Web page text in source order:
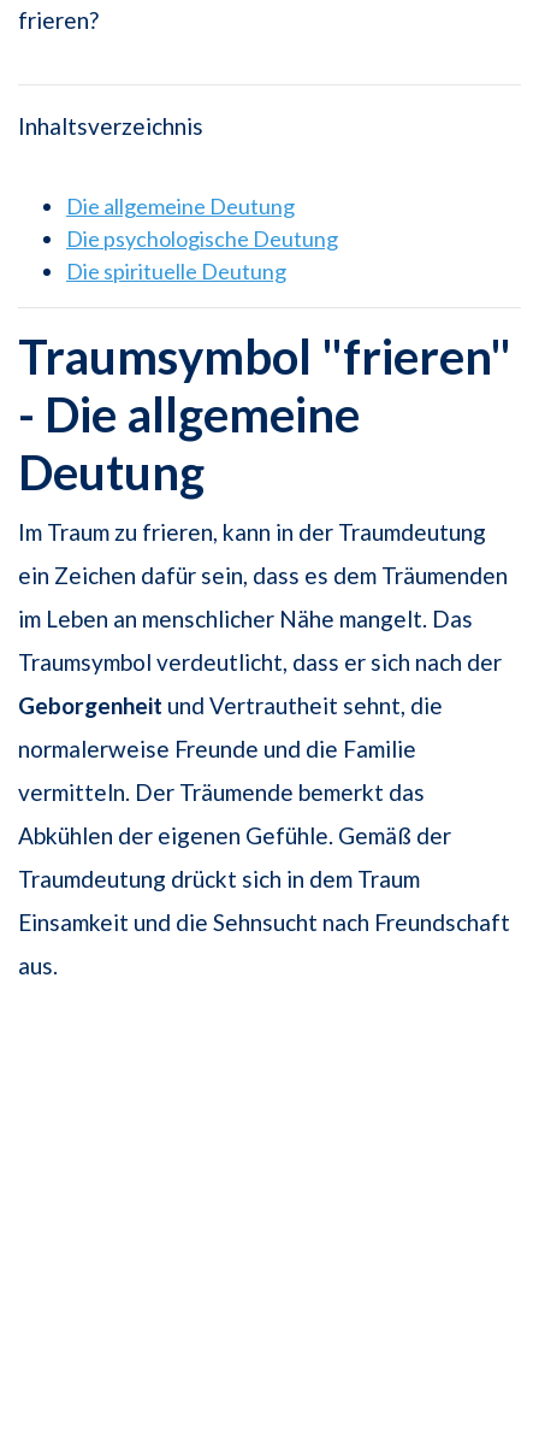
frieren?
Inhaltsverzeichnis
Die allgemeine Deutung
Die psychologische Deutung
Die spirituelle Deutung
Traumsymbol "frieren"
- Die allgemeine
Deutung
Im Traum zu frieren, kann in der Traumdeutung
ein Zeichen dafür sein, dass es dem Träumenden
im Leben an menschlicher Nähe mangelt. Das
Traumsymbol verdeutlicht, dass er sich nach der
Geborgenheit und Vertrautheit sehnt, die
normalerweise Freunde und die Familie
vermitteln. Der Träumende bemerkt das
Abkühlen der eigenen Gefühle. Gemäß der
Traumdeutung drückt sich in dem Traum
Einsamkeit und die Sehnsucht nach Freundschaft
aus.